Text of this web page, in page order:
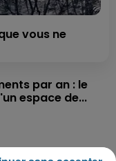
vous ne
par an : le
espace de...